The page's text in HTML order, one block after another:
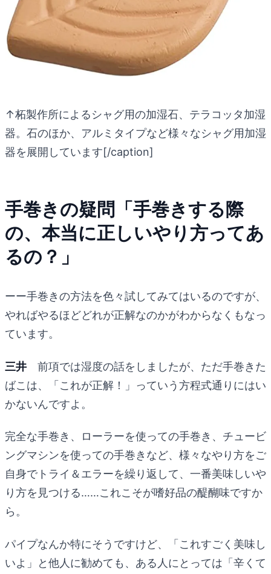
↑柘製作所によるシャグ用の加湿石、テラコッタ加湿
器。石のほか、アルミタイプなど様々なシャグ用加湿
器を展開しています[/caption]
手巻きの疑問「手巻きする際
の、本当に正しいやり方ってあ
るの？」
ーー手巻きの方法を色々試してみてはいるのですが、
やればやるほどどれが正解なのかがわからなくもなっ
ています。
三井 前項では湿度の話をしましたが、ただ手巻きた
ばこは、「これが正解！」っていう方程式通りにはい
かないんですよ。
完全な手巻き、ローラーを使っての手巻き、チュービ
ングマシンを使っての手巻きなど、様々なやり方をご
自身でトライ＆エラーを繰り返して、一番美味しいや
り方を見つける……これこそが嗜好品の醍醐味ですか
ら。
パイプなんか特にそうですけど、「これすごく美味し
いよ」と他人に勧めても、ある人にとっては「辛くて